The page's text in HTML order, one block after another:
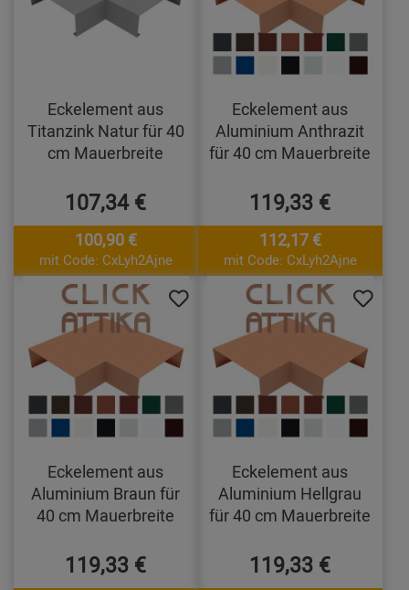
Eckelement aus
Titanzink Natur für 40
cm Mauerbreite
107,34 €
100,90 €
mit Code: CxLyh2Ajne
Eckelement aus
Aluminium Anthrazit
für 40 cm Mauerbreite
119,33 €
112,17 €
mit Code: CxLyh2Ajne
Eckelement aus
Aluminium Braun für
40 cm Mauerbreite
119,33 €
Eckelement aus
Aluminium Hellgrau
für 40 cm Mauerbreite
119,33 €